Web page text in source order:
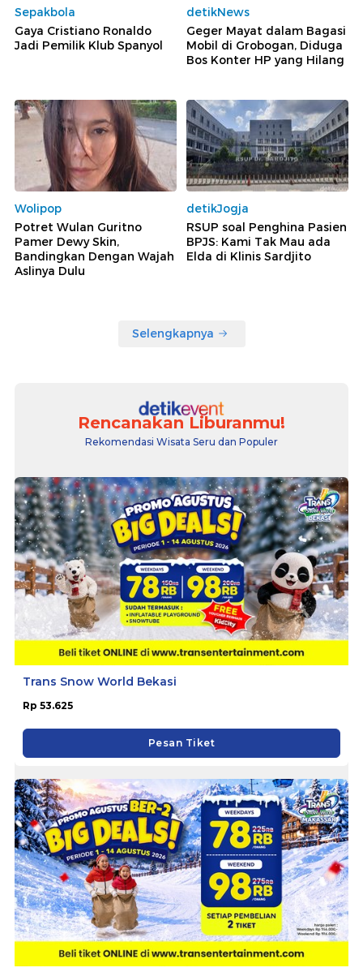
Sepakbola
Gaya Cristiano Ronaldo
Jadi Pemilik Klub Spanyol
detikNews
Geger Mayat dalam Bagasi
Mobil di Grobogan, Diduga
Bos Konter HP yang Hilang
Wolipop
Potret Wulan Guritno
Pamer Dewy Skin,
Bandingkan Dengan Wajah
Aslinya Dulu
detikJogja
RSUP soal Penghina Pasien
BPJS: Kami Tak Mau ada
Elda di Klinis Sardjito
Selengkapnya
Rencanakan Liburanmu!
Rekomendasi Wisata Seru dan Populer
Trans Snow World Bekasi
Rp 53.625
Pesan Tiket